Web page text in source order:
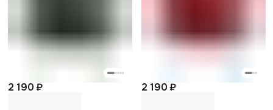
2 190 ₽ 2 190 ₽